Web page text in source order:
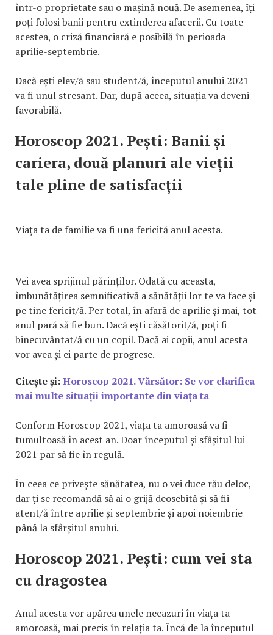
într-o proprietate sau o mașină nouă. De asemenea, îți
poți folosi banii pentru extinderea afacerii. Cu toate
acestea, o criză financiară e posibilă în perioada
aprilie-septembrie.
Dacă ești elev/ă sau student/ă, începutul anului 2021
va fi unul stresant. Dar, după aceea, situația va deveni
favorabilă.
Horoscop 2021. Pești: Banii și
cariera, două planuri ale vieții
tale pline de satisfacții
Viața ta de familie va fi una fericită anul acesta.
Vei avea sprijinul părinților. Odată cu aceasta,
îmbunătățirea semnificativă a sănătății lor te va face și
pe tine fericit/ă. Per total, în afară de aprilie și mai, tot
anul pară să fie bun. Dacă ești căsătorit/ă, poți fi
binecuvântat/ă cu un copil. Dacă ai copii, anul acesta
vor avea și ei parte de progrese.
Citește și:Horoscop 2021. Vărsător: Se vor clarifica
mai multe situații importante din viața ta
Conform Horoscop 2021, viața ta amoroasă va fi
tumultoasă în acest an. Doar începutul și sfâșitul lui
2021 par să fie în regulă.
În ceea ce privește sănătatea, nu o vei duce rău deloc,
dar ți se recomandă să ai o grijă deosebită și să fii
atent/ă între aprilie și septembrie și apoi noiembrie
până la sfârșitul anului.
Horoscop 2021. Pești: cum vei sta
cu dragostea
Anul acesta vor apărea unele necazuri în viața ta
amoroasă, mai precis în relația ta. Încă de la începutul